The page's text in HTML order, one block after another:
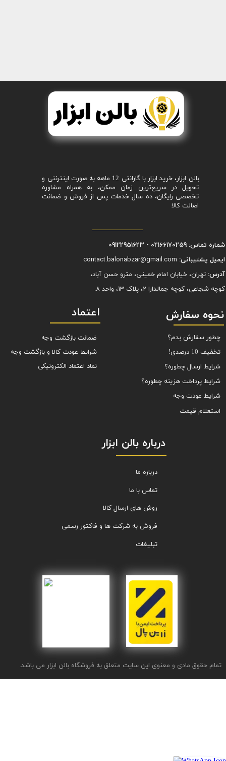
بالن ابزار، خرید ابزار با گارانتی 12 ماهه به صورت اینترنتی و
تحویل در سریع‌ترین زمان ممکن، به همراه مشاوره
تخصصی رایگان، ده سال خدمات پس از فروش و ضمانت
اصالت کالا
شماره تماس: 02166170259 - 09122951623
ایمیل پشتیبانی:
آدرس: تهران، خیابان امام خمینی، مترو حسن آباد،
کوچه شجاعی، کوچه جمالدارا 2، پلاک 13، واحد 8.
نحوه سفارش
چطور سفارش بدم؟
تخفیف 10 درصدی!
شرایط ارسال چطوره؟
شرایط پرداخت هزینه چطوره؟
شرایط عودت وجه
استعلام قیمت
تمام حقوق مادی و معنوی این سایت متعلق به فروشگاه بالن ابزار می باشد.
اعتماد
ضمانت بازگشت وجه
شرایط عودت کالا و بازگشت وجه
نماد اعتماد الکترونیکی
درباره بالن ابزار
درباره ما
تماس با ما
روش های ارسال کالا
فروش به شرکت ها و فاکتور رسمی
تبلیغات